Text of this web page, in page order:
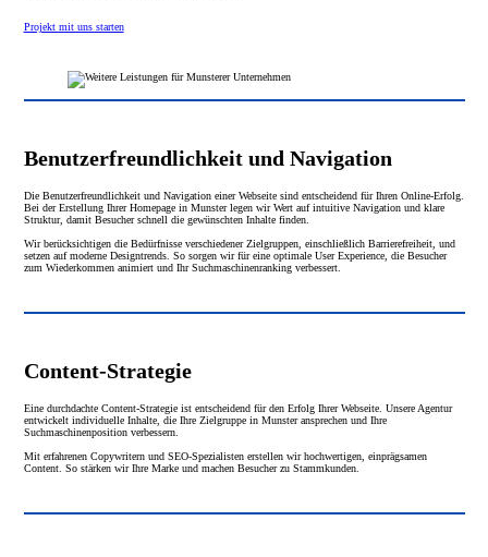
Projekt mit uns starten
Benutzerfreundlichkeit und Navigation
Die Benutzerfreundlichkeit und Navigation einer Webseite sind entscheidend für Ihren Online-Erfolg.
Bei der Erstellung Ihrer Homepage in Munster legen wir Wert auf intuitive Navigation und klare
Struktur, damit Besucher schnell die gewünschten Inhalte finden.
Wir berücksichtigen die Bedürfnisse verschiedener Zielgruppen, einschließlich Barrierefreiheit, und
setzen auf moderne Designtrends. So sorgen wir für eine optimale User Experience, die Besucher
zum Wiederkommen animiert und Ihr Suchmaschinenranking verbessert.
Content-Strategie
Eine durchdachte Content-Strategie ist entscheidend für den Erfolg Ihrer Webseite. Unsere Agentur
entwickelt individuelle Inhalte, die Ihre Zielgruppe in Munster ansprechen und Ihre
Suchmaschinenposition verbessern.
Mit erfahrenen Copywritern und SEO-Spezialisten erstellen wir hochwertigen, einprägsamen
Content. So stärken wir Ihre Marke und machen Besucher zu Stammkunden.